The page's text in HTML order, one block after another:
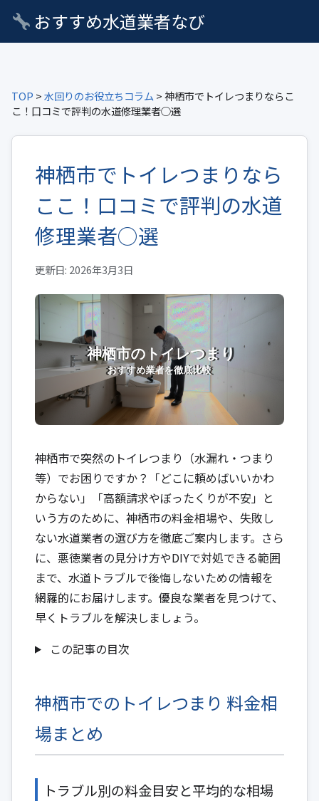
おすすめ水道業者なび
TOP >水回りのお役立ちコラム > 神栖市でトイレつまりならこ
こ！口コミで評判の水道修理業者○選
神栖市でトイレつまりなら
ここ！口コミで評判の水道
修理業者○選
更新日: 2026年3月3日
神栖市で突然のトイレつまり（水漏れ・つまり
等）でお困りですか？「どこに頼めばいいかわ
からない」「高額請求やぼったくりが不安」と
いう方のために、神栖市の料金相場や、失敗し
ない水道業者の選び方を徹底ご案内します。さら
に、悪徳業者の見分け方やDIYで対処できる範囲
まで、水道トラブルで後悔しないための情報を
網羅的にお届けします。優良な業者を見つけて、
早くトラブルを解決しましょう。
この記事の目次
神栖市でのトイレつまり 料金相
場まとめ
トラブル別の料金目安と平均的な相場